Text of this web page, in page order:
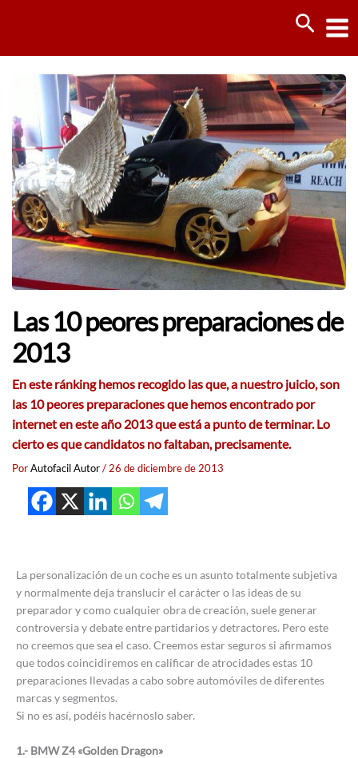
Las 10 peores preparaciones de
2013
En este ránking hemos recogido las que, a nuestro juicio, son
las 10 peores preparaciones que hemos encontrado por
internet en este año 2013 que está a punto de terminar. Lo
cierto es que candidatos no faltaban, precisamente.
PorAutofacil Autor/ 26 de diciembre de 2013
La personalización de un coche es un asunto totalmente subjetiva
y normalmente deja translucir el carácter o las ideas de su
preparador y como cualquier obra de creación, suele generar
controversia y debate entre partidarios y detractores. Pero este
no creemos que sea el caso. Creemos estar seguros si afirmamos
que todos coincidiremos en calificar de atrocidades estas 10
preparaciones llevadas a cabo sobre automóviles de diferentes
marcas y segmentos.
Si no es así, podéis hacérnoslo saber.
1.- BMW Z4 «Golden Dragon»